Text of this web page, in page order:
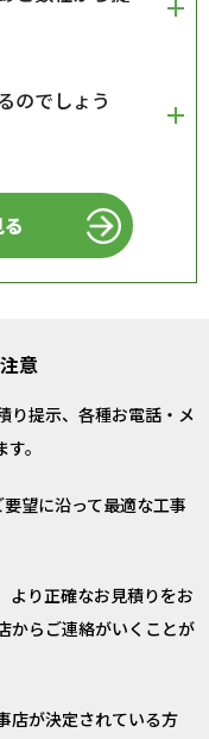
のでしょう
意
り提示、各種お電話・メ
。
望に沿って最適な工事
より正確なお見積りをお
からご連絡がいくことが
店が決定されている方